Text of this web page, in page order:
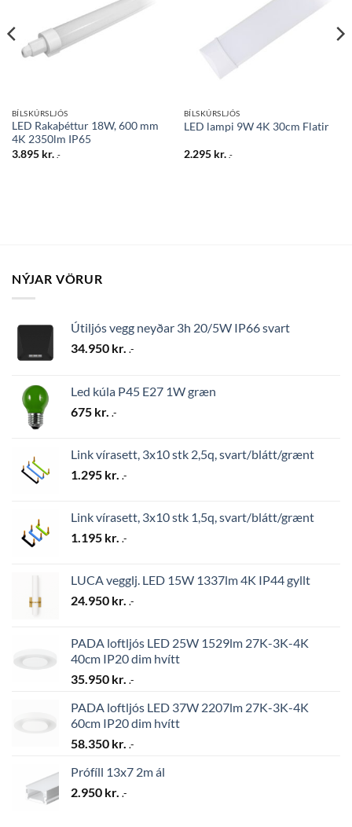
BÍLSKÚRSLJÓS
LED Rakaþéttur 18W, 600 mm
4K 2350lm IP65
3.895 kr. .-
BÍLSKÚRSLJÓS
LED lampi 9W 4K 30cm Flatir
2.295 kr. .-
NÝJAR VÖRUR
Útiljós vegg neyðar 3h 20/5W IP66 svart
34.950 kr. .-
Led kúla P45 E27 1W græn
675 kr. .-
Link vírasett, 3x10 stk 2,5q, svart/blátt/grænt
1.295 kr. .-
Link vírasett, 3x10 stk 1,5q, svart/blátt/grænt
1.195 kr. .-
LUCA vegglj. LED 15W 1337lm 4K IP44 gyllt
24.950 kr. .-
PADA loftljós LED 25W 1529lm 27K-3K-4K
40cm IP20 dim hvítt
35.950 kr. .-
PADA loftljós LED 37W 2207lm 27K-3K-4K
60cm IP20 dim hvítt
58.350 kr. .-
Prófíll 13x7 2m ál
2.950 kr. .-